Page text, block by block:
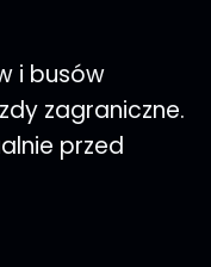
i busów
zagraniczne.
przed